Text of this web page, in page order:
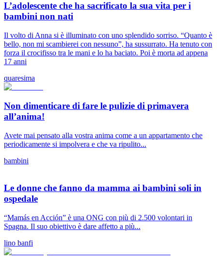
L’adolescente che ha sacrificato la sua vita per i
bambini non nati
Il volto di Anna si è illuminato con uno splendido sorriso. “Quanto è
bello, non mi scambierei con nessuno”, ha sussurrato. Ha tenuto con
forza il crocifisso tra le mani e lo ha baciato. Poi è morta ad appena
17 anni
quaresima
Non dimenticare di fare le pulizie di primavera
all’anima!
Avete mai pensato alla vostra anima come a un appartamento che
periodicamente si impolvera e che va ripulito...
bambini
Le donne che fanno da mamma ai bambini soli in
ospedale
“Mamás en Acción” è una ONG con più di 2.500 volontari in
Spagna. Il suo obiettivo è dare affetto a più...
lino banfi